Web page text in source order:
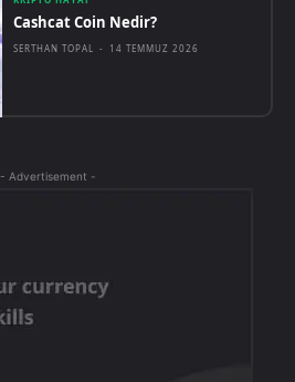
Cashcat Coin Nedir?
SERTHAN TOPAL - 14 TEMMUZ 2026
- Advertisement -